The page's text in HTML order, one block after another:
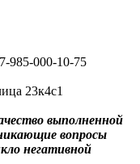
985-000-10-75
23к4с1
выполненной
вопросы
негативной